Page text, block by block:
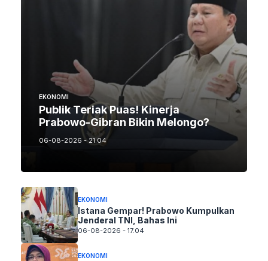
EKONOMI
Publik Teriak Puas! Kinerja
Prabowo-Gibran Bikin Melongo?
06-08-2026 - 21.04
EKONOMI
Istana Gempar! Prabowo Kumpulkan
Jenderal TNI, Bahas Ini
06-08-2026 - 17.04
EKONOMI